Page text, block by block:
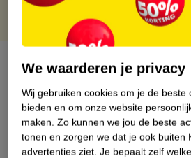
Over dit product
Productinformatie
Etiketinformatie
We waarderen je privacy
Wij gebruiken cookies om je de beste
bieden en om onze website
maken. Zo kunnen we jou de beste
tonen en zorgen we dat je ook buiten
advertenties ziet. Je bepaalt zelf